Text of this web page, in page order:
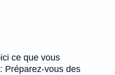
ce que vous
Préparez-vous des